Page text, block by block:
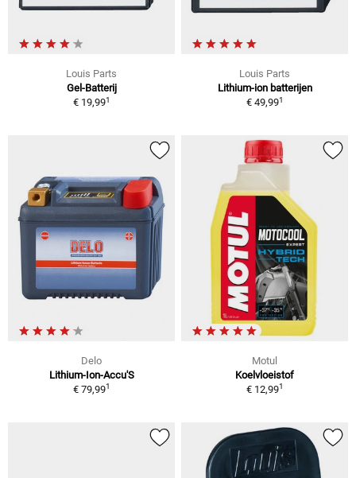
Louis Parts
Gel-Batterij
€ 19,991
Louis Parts
Lithium-ion batterijen
€ 49,991
Delo
Lithium-Ion-Accu'S
€ 79,991
Motul
Koelvloeistof
€ 12,991